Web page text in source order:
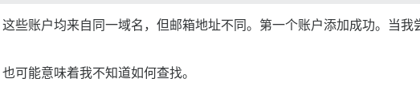
些账户均来自同一域名，但邮箱地址不同。第一个账户添加成功。当我
可能意味着我不知道如何查找。